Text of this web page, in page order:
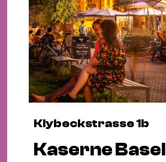
Klybeckstrasse 1b
Kaserne Basel